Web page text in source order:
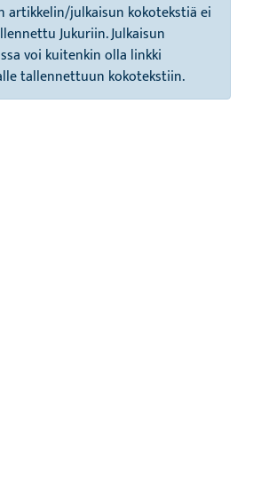
artikkelin/julkaisun kokotekstiä ei
Jukuriin. Julkaisun
voi kuitenkin olla linkki
tallennettuun kokotekstiin.